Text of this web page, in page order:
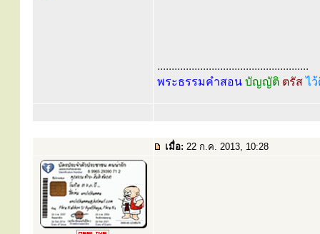
.....................................................
พระธรรมคำสอน บัญญัติ ตรัสไ
เมื่อ: 22 ก.ค. 2013, 10:28